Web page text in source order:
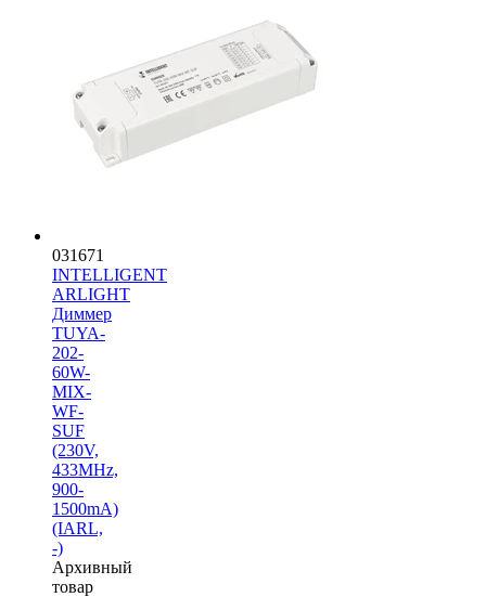
031671
INTELLIGENT
ARLIGHT
Диммер
TUYA-
202-
60W-
MIX-
WF-
SUF
(230V,
433MHz,
900-
1500mA)
(IARL,
-)
Архивный
товар